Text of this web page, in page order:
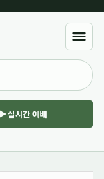
실시간 예배
5
5